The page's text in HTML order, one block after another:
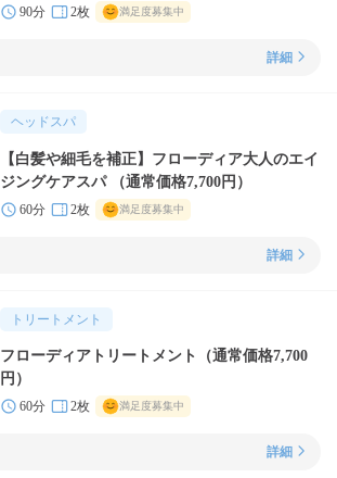
90分 2枚 満足度募集中
詳細
ヘッドスパ
【白髪や細毛を補正】フローディア大人のエイ
ジングケアスパ （通常価格7,700円）
60分 2枚 満足度募集中
詳細
トリートメント
フローディアトリートメント（通常価格7,700
円）
60分 2枚 満足度募集中
詳細